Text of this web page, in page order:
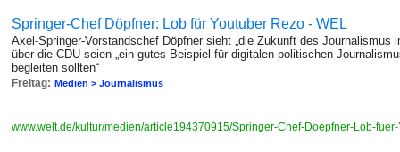
Springer-Chef Döpfner: Lob für Youtuber Rezo - WEL
Axel-Springer-Vorstandschef Döpfner sieht „die Zukunft des Journalismus
über die CDU seien „ein gutes Beispiel für digitalen politischen
begleiten sollten“
Freitag: Medien > Journalismus
www.welt.de/kultur/medien/article194370915/Springer-Chef-Doepfner-Lob-